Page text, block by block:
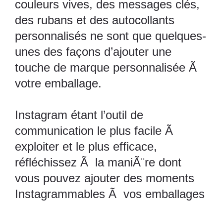
couleurs vives, des messages clés,
des rubans et des autocollants
personnalisés ne sont que quelques-
unes des façons d’ajouter une
touche de marque personnalisée Ã
votre emballage.
Instagram étant l’outil de
communication le plus facile Ã
exploiter et le plus efficace,
réfléchissez Ã la maniÃ¨re dont
vous pouvez ajouter des moments
Instagrammables Ã vos emballages